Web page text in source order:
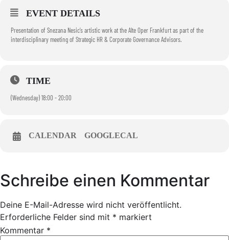
EVENT DETAILS
Presentation of Snezana Nesic’s artistic work at the Alte Oper Frankfurt as part of the
interdisciplinary meeting of Strategic HR & Corporate Governance Advisors.
TIME
(Wednesday) 18:00 - 20:00
CALENDAR GOOGLECAL
Schreibe einen Kommentar
Deine E-Mail-Adresse wird nicht veröffentlicht.
Erforderliche Felder sind mit * markiert
Kommentar *